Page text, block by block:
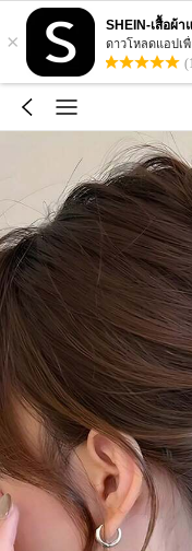
×
SHEIN-เสื้อผ้
ดาวโหลดแอปเ